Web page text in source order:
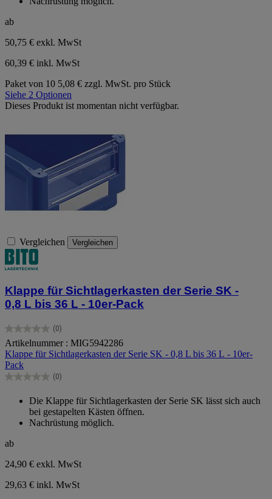
ab
50,75 € exkl. MwSt
60,39 € inkl. MwSt
Paket von 10 5,08 € zzgl. MwSt. pro Stück
Siehe 2 Optionen
Dieses Produkt ist momentan nicht verfügbar.
Vergleichen Vergleichen
Klappe für Sichtlagerkasten der Serie SK -
0,8 L bis 36 L - 10er-Pack
(0)
0.0
von
5
Sternen.
Artikelnummer : MIG5942286
Klappe für Sichtlagerkasten der Serie SK - 0,8 L bis 36 L - 10er-
Pack
(0)
0.0
Sternen.
Die Klappe für Sichtlagerkasten der Serie SK lässt sich auch
bei gestapelten Kästen öffnen.
Nachrüstung möglich.
ab
24,90 € exkl. MwSt
29,63 € inkl. MwSt